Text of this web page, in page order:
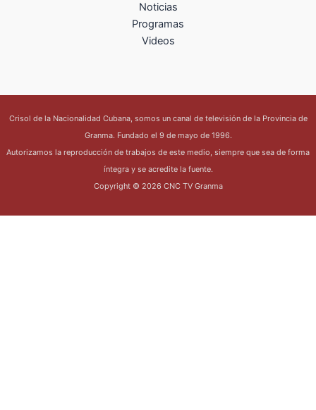
Noticias
Programas
Videos
Crisol de la Nacionalidad Cubana, somos un canal de televisión de la Provincia de
Granma. Fundado el 9 de mayo de 1996.
Autorizamos la reproducción de trabajos de este medio, siempre que sea de forma
íntegra y se acredite la fuente.
Copyright © 2026 CNC TV Granma